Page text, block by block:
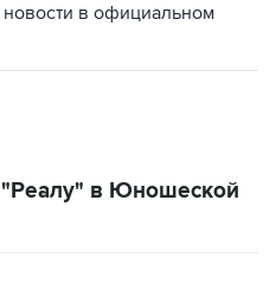
в официальном
в Юношеской